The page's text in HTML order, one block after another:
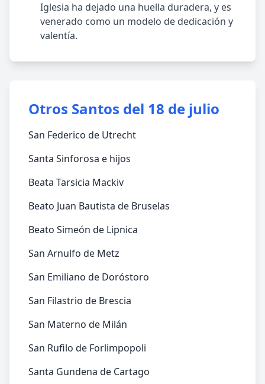
Iglesia ha dejado una huella duradera, y es
venerado como un modelo de dedicación y
valentía.
Otros Santos del 18 de julio
San Federico de Utrecht
Santa Sinforosa e hijos
Beata Tarsicia Mackiv
Beato Juan Bautista de Bruselas
Beato Simeón de Lipnica
San Arnulfo de Metz
San Emiliano de Doróstoro
San Filastrio de Brescia
San Materno de Milán
San Rufilo de Forlimpopoli
Santa Gundena de Cartago